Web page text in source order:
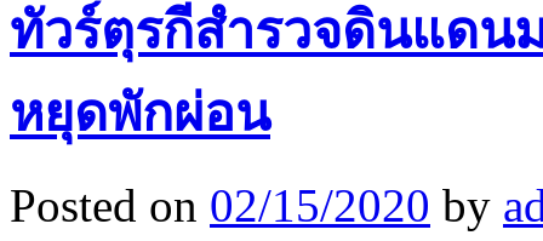
ทัวร์ตุรกีสำรวจดินแดน
หยุดพักผ่อน
Posted on 02/15/2020 by